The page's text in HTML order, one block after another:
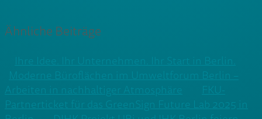
Ähnliche Beiträge
Ihre Idee. Ihr Unternehmen. Ihr Start in Berlin.
Moderne Büroflächen im Umweltforum Berlin –
Arbeiten in nachhaltiger Atmosphäre
FKU-
Partnerticket für das GreenSign Future Lab 2025 in